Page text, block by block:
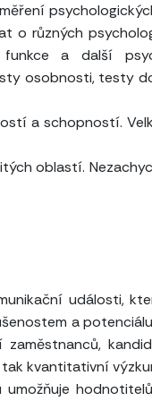
různých
a další
osobnosti, testy
a schopností.
oblastí.
události,
a
kvantitativní